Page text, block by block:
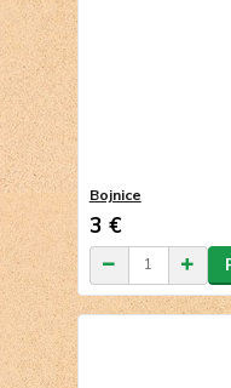
Bojnice
3 €